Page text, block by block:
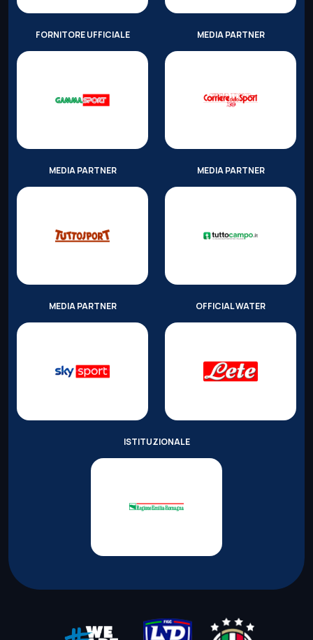
FORNITORE UFFICIALE MEDIA PARTNER
MEDIA PARTNER MEDIA PARTNER
MEDIA PARTNER OFFICIAL WATER
ISTITUZIONALE